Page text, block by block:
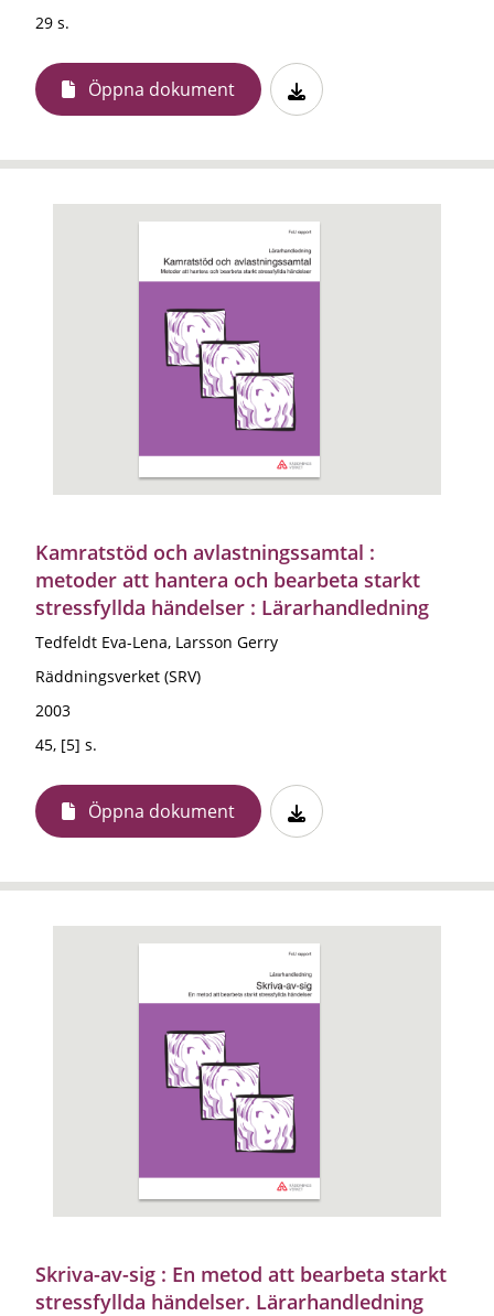
29 s.
Öppna dokument
Kamratstöd och avlastningssamtal :
metoder att hantera och bearbeta starkt
stressfyllda händelser : Lärarhandledning
Tedfeldt Eva-Lena, Larsson Gerry
Räddningsverket (SRV)
2003
45, [5] s.
Öppna dokument
Skriva-av-sig : En metod att bearbeta starkt
stressfyllda händelser. Lärarhandledning